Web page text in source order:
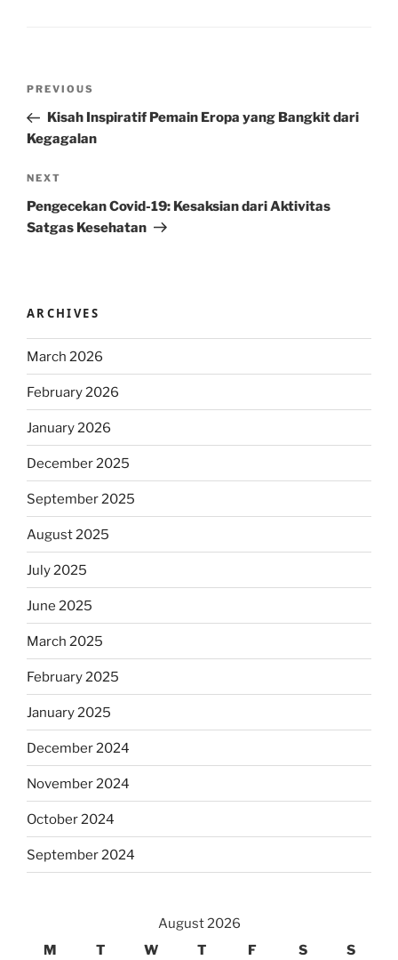
Previous
Post
PREVIOUS
Kisah Inspiratif Pemain Eropa yang Bangkit dari
Kegagalan
Next
Post
NEXT
Pengecekan Covid-19: Kesaksian dari Aktivitas
Satgas Kesehatan
ARCHIVES
March 2026
February 2026
January 2026
December 2025
September 2025
August 2025
July 2025
June 2025
March 2025
February 2025
January 2025
December 2024
November 2024
October 2024
September 2024
August 2026
M
T W T F S S